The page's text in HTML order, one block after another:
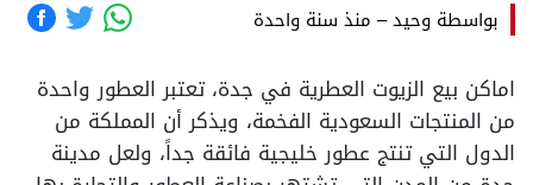
بواسطة وحيد– منذ سنة واحدة
اماكن بيع الزيوت العطرية في جدة، تعتبر العطور واحدة
من المنتجات السعودية الفخمة، ويذكر أن المملكة من
الدول التي تنتج عطور خليجية فائقة جداً، ولعل مدينة